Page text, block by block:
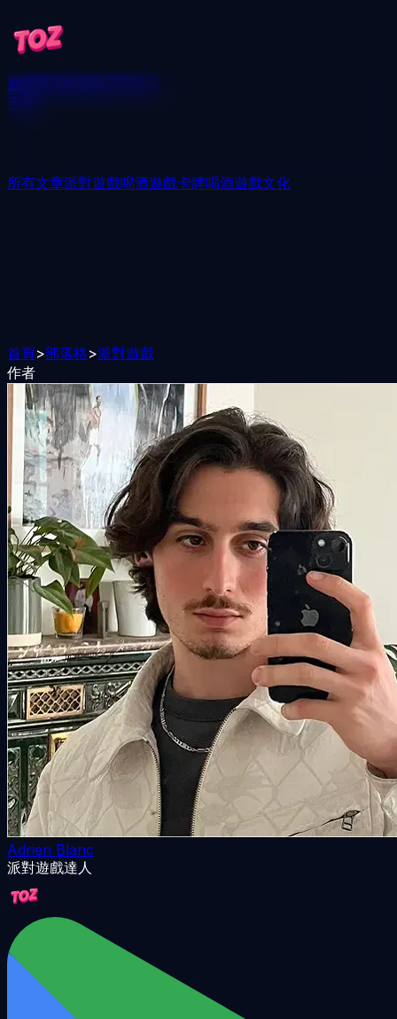
遊戲部落格 贏取250美元
下載
所有文章派對遊戲喝酒遊戲卡牌喝酒遊戲文化
首頁>部落格>派對遊戲
作者
Adrien Blanc
派對遊戲達人